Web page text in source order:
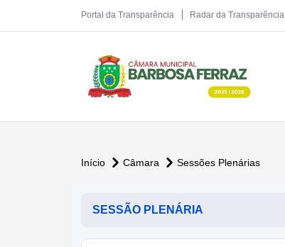
Portal da Transparência Radar da Transparência
Início Câmara Sessões Plenárias
SESSÃO PLENÁRIA